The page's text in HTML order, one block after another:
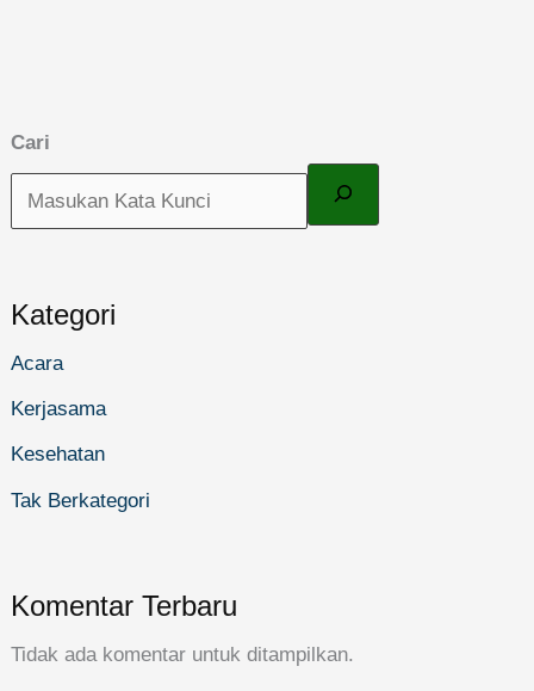
Cari
Kategori
Acara
Kerjasama
Kesehatan
Tak Berkategori
Komentar Terbaru
Tidak ada komentar untuk ditampilkan.